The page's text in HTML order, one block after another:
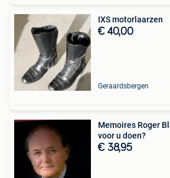
IXS motorlaarzen
€ 40,00
Geraardsbergen
Memoires Roger
voor u doen?
€ 38,95